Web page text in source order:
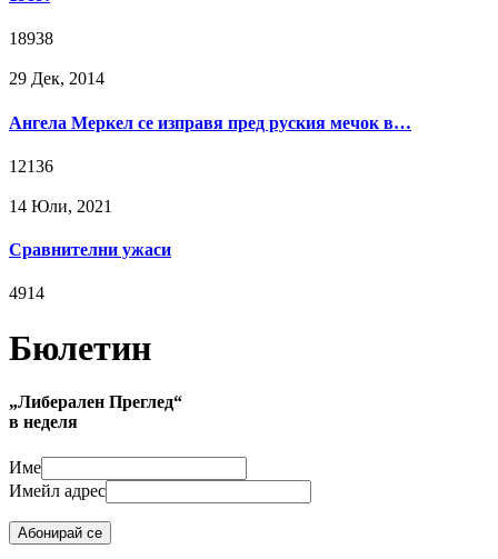
18938
29 Дек, 2014
Ангела Меркел се изправя пред руския мечок в…
12136
14 Юли, 2021
Сравнителни ужаси
4914
Бюлетин
„Либерален Преглед“
в неделя
Име
Имейл адрес
Абонирай се